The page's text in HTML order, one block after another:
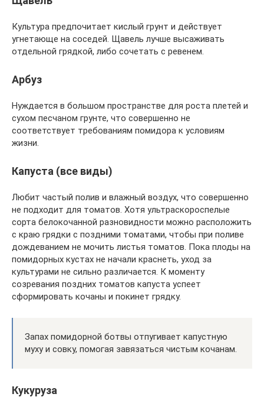
Культура предпочитает кислый грунт и действует
угнетающе на соседей. Щавель лучше высаживать
отдельной грядкой, либо сочетать с ревенем.
Арбуз
Нуждается в большом пространстве для роста плетей и
сухом песчаном грунте, что совершенно не
соответствует требованиям помидора к условиям
жизни.
Капуста (все виды)
Любит частый полив и влажный воздух, что совершенно
не подходит для томатов. Хотя ультраскороспелые
сорта белокочанной разновидности можно расположить
с краю грядки с поздними томатами, чтобы при поливе
дождеванием не мочить листья томатов. Пока плоды на
помидорных кустах не начали краснеть, уход за
культурами не сильно различается. К моменту
созревания поздних томатов капуста успеет
сформировать кочаны и покинет грядку.
Запах помидорной ботвы отпугивает капустную
муху и совку, помогая завязаться чистым кочанам.
Кукуруза